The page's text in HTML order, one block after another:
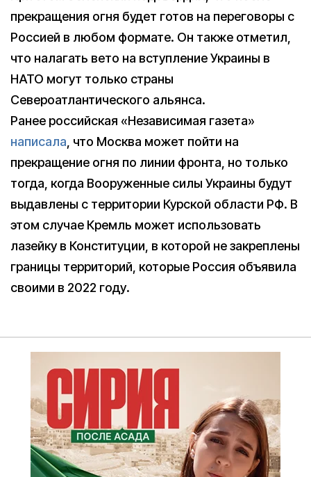
прекращения огня будет готов на переговоры с
Россией в любом формате. Он также отметил,
что налагать вето на вступление Украины в
НАТО могут только страны
Североатлантического альянса.
Ранее российская «Независимая газета»
написала , что Москва может пойти на
прекращение огня по линии фронта, но только
тогда, когда Вооруженные силы Украины будут
выдавлены с территории Курской области РФ. В
этом случае Кремль может использовать
лазейку в Конституции, в которой не закреплены
границы территорий, которые Россия объявила
своими в 2022 году.